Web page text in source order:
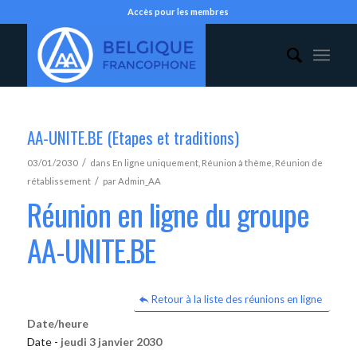
Accès pour les membres
AA-UNITE.BE (Etapes et traditions)
03/01/2030 / dans En ligne uniquement, Réunion à thème Réunion de
rétablissement / parAdmin_AA
Réunion en ligne du groupe
AA-UNITE.BE
Retour à la liste des réunions en ligne
Date/heure
Date - jeudi 3 janvier 2030